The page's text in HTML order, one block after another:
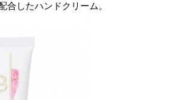
合したハンドクリーム。